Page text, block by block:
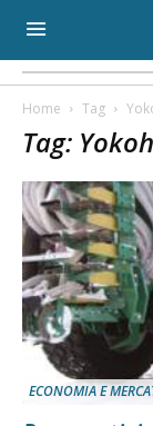
Home Tag
Tag:
ECONOMIA E